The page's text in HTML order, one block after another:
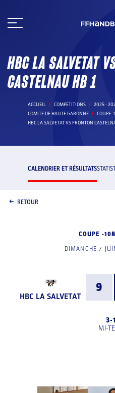
au
HBC LA SALVETAT
CASTELNAU HB 1
ACCUEIL COMPÉTITIONS 2025 -
COMITE DE HAUTE GARONNE
COUPE
HBC LA SALVETAT VS FRONTON
CALENDRIER ET RÉSULTATS
RETOUR
COUPE -
DIMANCHE 7
HBC LA SALVETAT
9
3-
MI-